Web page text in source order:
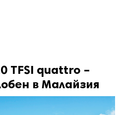
TFSI quattro –
в Малайзия